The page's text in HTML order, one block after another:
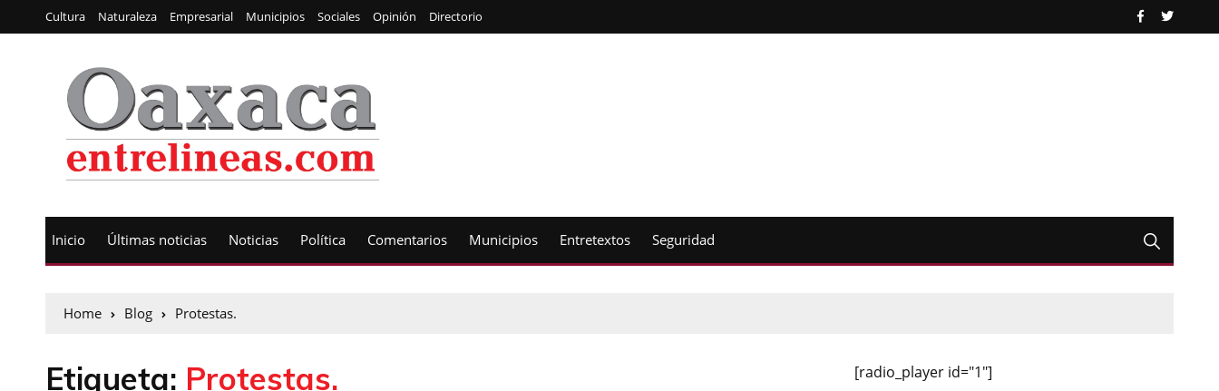
Cultura Naturaleza Empresarial Municipios Sociales Opinión Directorio
Inicio Últimas noticias Noticias Política Comentarios Municipios Entretextos Seguridad
Home Blog Protestas.
Etiqueta: Protestas. [radio_player id="1"]